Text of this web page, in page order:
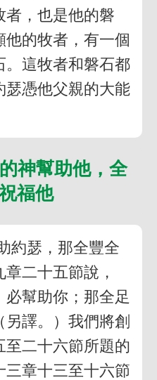
者，也是他的磐
的牧者，有一個
。這牧者和磐石都
瑟憑他父親的大能
神幫助他，全
福他
約瑟，那全豐全
二十五節說，
必幫助你；那全足
譯。）我們將創
二十六節所題的
三章十三至十六節